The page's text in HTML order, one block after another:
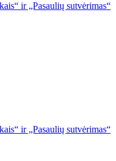
ir „Pasaulių sutvėrimas“
ir „Pasaulių sutvėrimas“